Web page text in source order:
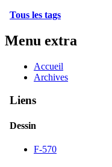
Tous les tags
Menu extra
Accueil
Archives
Liens
Dessin
F-570